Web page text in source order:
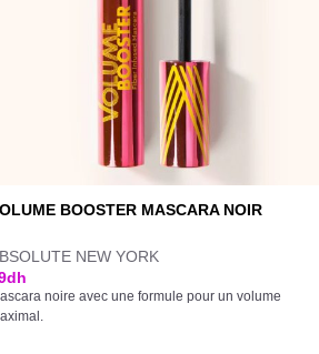
BOOSTER MASCARA NOIR
NEW YORK
dh
noire avec une formule pour un volume